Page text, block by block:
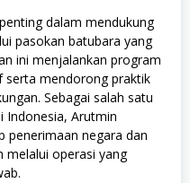
dalam mendukung
pasokan batubara yang
ini menjalankan program
serta mendorong praktik
Sebagai salah satu
Indonesia, Arutmin
penerimaan negara dan
melalui operasi yang